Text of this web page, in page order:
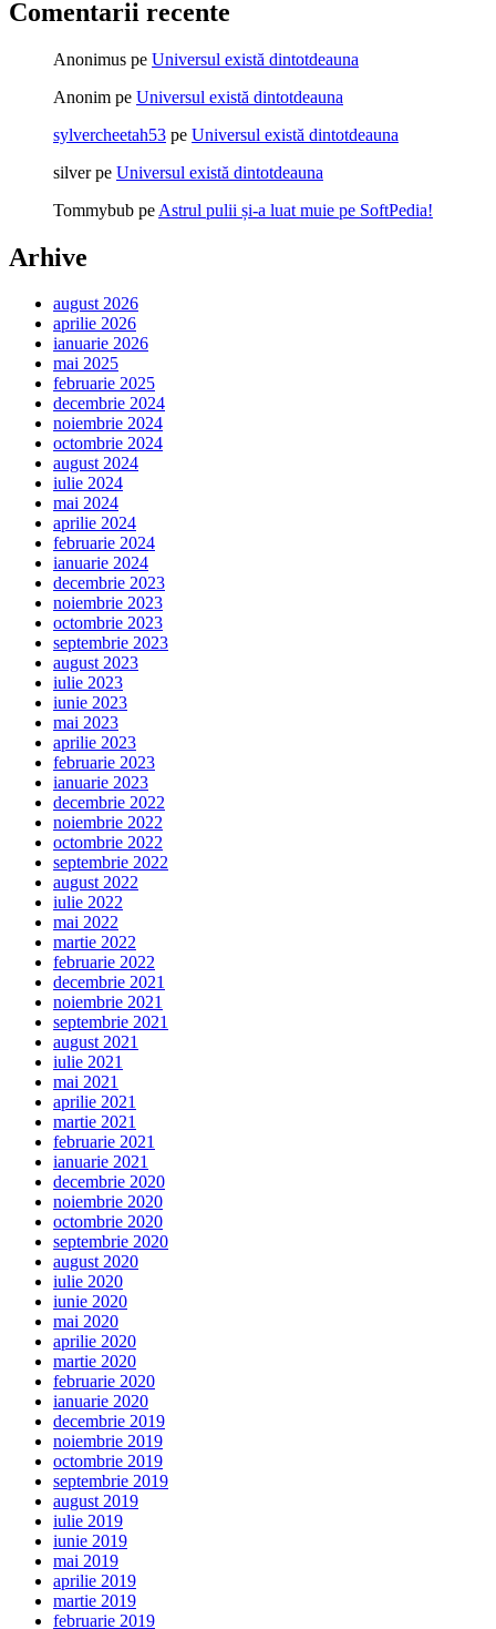
Comentarii recente
Anonimus pe Universul există dintotdeauna
Anonim pe Universul există dintotdeauna
sylvercheetah53 pe Universul există dintotdeauna
silverpe Universul există dintotdeauna
Tommybub pe Astrul pulii și-a luat muie pe SoftPedia!
Arhive
august 2026
aprilie 2026
ianuarie 2026
mai 2025
februarie 2025
decembrie 2024
noiembrie 2024
octombrie 2024
august 2024
iulie 2024
mai 2024
aprilie 2024
februarie 2024
ianuarie 2024
decembrie 2023
noiembrie 2023
octombrie 2023
septembrie 2023
august 2023
iulie 2023
iunie 2023
mai 2023
aprilie 2023
februarie 2023
ianuarie 2023
decembrie 2022
noiembrie 2022
octombrie 2022
septembrie 2022
august 2022
iulie 2022
mai 2022
martie 2022
februarie 2022
decembrie 2021
noiembrie 2021
septembrie 2021
august 2021
iulie 2021
mai 2021
aprilie 2021
martie 2021
februarie 2021
ianuarie 2021
decembrie 2020
noiembrie 2020
octombrie 2020
septembrie 2020
august 2020
iulie 2020
iunie 2020
mai 2020
aprilie 2020
martie 2020
februarie 2020
ianuarie 2020
decembrie 2019
noiembrie 2019
octombrie 2019
septembrie 2019
august 2019
iulie 2019
iunie 2019
mai 2019
aprilie 2019
martie 2019
februarie 2019